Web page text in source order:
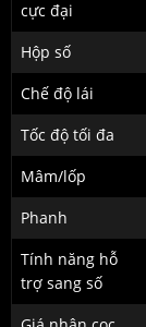
cực đại
Hộp số
Chế độ lái
Tốc độ tối đa
Mâm/lốp
Phanh
Tính năng hỗ
trợ sang số